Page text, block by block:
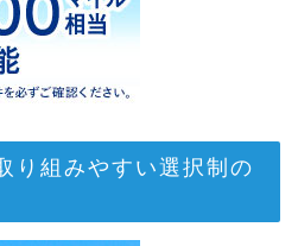
り組みやすい選択制の